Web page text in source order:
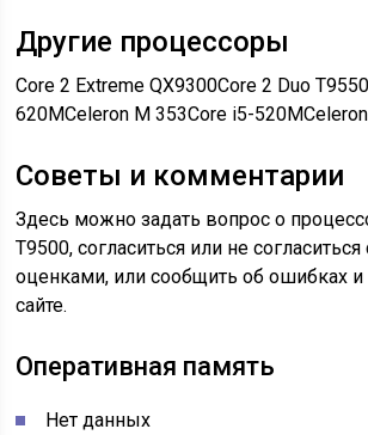
Другие процессоры
Core 2 Extreme QX9300Core 2 Duo
620MCeleron M 353Core i5-520M
Советы и комментарии
Здесь можно задать вопрос о
T9500, согласиться или не
оценками, или сообщить об ошибках и
сайте.
Оперативная память
Нет данных